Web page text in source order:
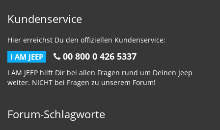
Kundenservice
Hier erreichst Du den offiziellen Kundenservice:
I AM JEEP 00 800 0 426 5337
I AM JEEP hilft Dir bei allen Fragen rund um Deinen Jeep
weiter. NICHT bei Fragen zu unserem Forum!
Forum-Schlagworte